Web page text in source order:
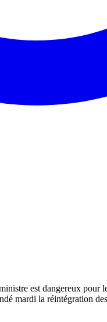
mardi la réintégration